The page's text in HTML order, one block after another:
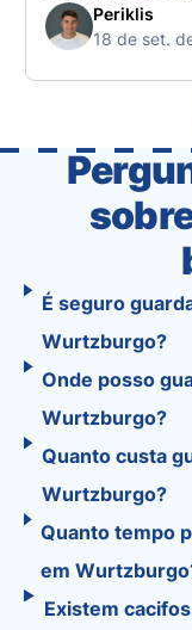
free. 🧭 What
Unlike standard
With Tourist,
Periklis
18 de set.
É seguro
Wurtzburgo?
Onde posso
Wurtzburgo?
Quanto custa
Wurtzburgo?
Quanto tempo
em
Existem